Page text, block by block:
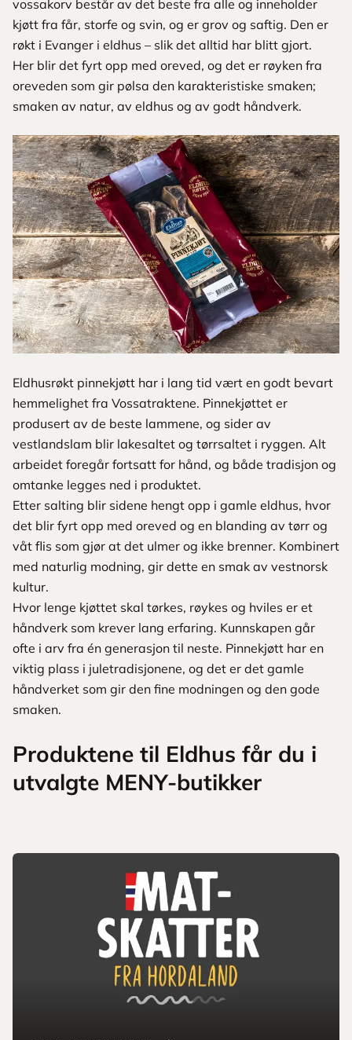
vossakorv består av det beste fra alle og inneholder
kjøtt fra får, storfe og svin, og er grov og saftig. Den er
røkt i Evanger i eldhus – slik det alltid har blitt gjort.
Her blir det fyrt opp med oreved, og det er røyken fra
oreveden som gir pølsa den karakteristiske smaken;
smaken av natur, av eldhus og av godt håndverk.
Eldhusrøkt pinnekjøtt har i lang tid vært en godt bevart
hemmelighet fra Vossatraktene. Pinnekjøttet er
produsert av de beste lammene, og sider av
vestlandslam blir lakesaltet og tørrsaltet i ryggen. Alt
arbeidet foregår fortsatt for hånd, og både tradisjon og
omtanke legges ned i produktet.
Etter salting blir sidene hengt opp i gamle eldhus, hvor
det blir fyrt opp med oreved og en blanding av tørr og
våt flis som gjør at det ulmer og ikke brenner. Kombinert
med naturlig modning, gir dette en smak av vestnorsk
kultur.
Hvor lenge kjøttet skal tørkes, røykes og hviles er et
håndverk som krever lang erfaring. Kunnskapen går
ofte i arv fra én generasjon til neste. Pinnekjøtt har en
viktig plass i juletradisjonene, og det er det gamle
håndverket som gir den fine modningen og den gode
smaken.
Produktene til Eldhus får du i
utvalgte MENY-butikker